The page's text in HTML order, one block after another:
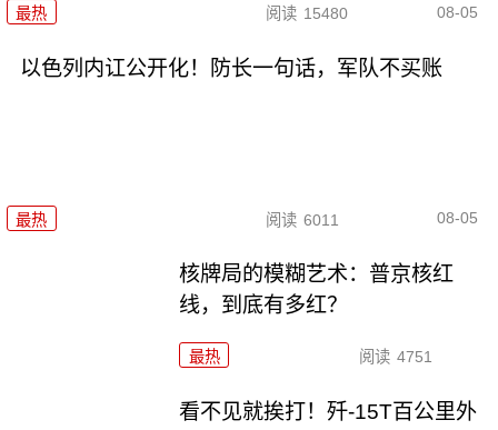
最热 阅读 15480 08-05
以色列内讧公开化！防长一句话，军队不买账
最热 阅读 6011 08-05
核牌局的模糊艺术：普京核红
线，到底有多红？
最热 阅读 4751
看不见就挨打！歼-15T百公里外